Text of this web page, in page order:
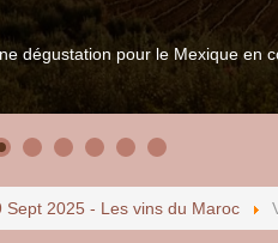
dégustation pour le Mexique en
Sept 2025 - Les vins du Maroc